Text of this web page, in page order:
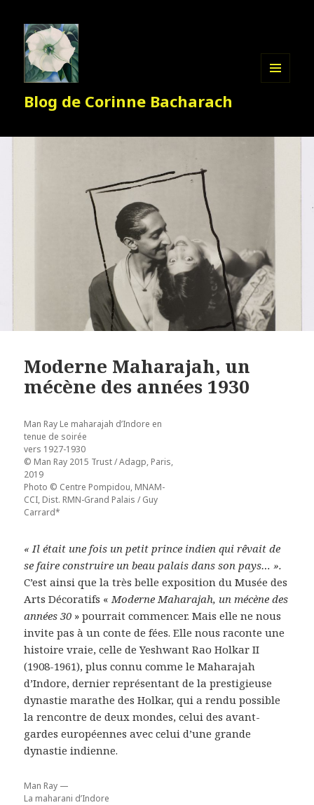
Blog de Corinne Bacharach
Moderne Maharajah, un
mécène des années 1930
Man Ray Le maharajah d’Indore en
tenue de soirée
vers 1927-1930
© Man Ray 2015 Trust / Adagp, Paris,
2019
Photo © Centre Pompidou, MNAM-
CCI, Dist. RMN-Grand Palais / Guy
Carrard*
« Il était une fois un petit prince indien qui rêvait de
se faire construire un beau palais dans son pays… ».
C’est ainsi que la très belle exposition du Musée des
Arts Décoratifs « Moderne Maharajah, un mécène des
années 30 » pourrait commencer. Mais elle ne nous
invite pas à un conte de fées. Elle nous raconte une
histoire vraie, celle de Yeshwant Rao Holkar II
(1908-1961), plus connu comme le Maharajah
d’Indore, dernier représentant de la prestigieuse
dynastie marathe des Holkar, qui a rendu possible
la rencontre de deux mondes, celui des avant-
gardes européennes avec celui d’une grande
dynastie indienne.
Man Ray —
La maharani d’Indore